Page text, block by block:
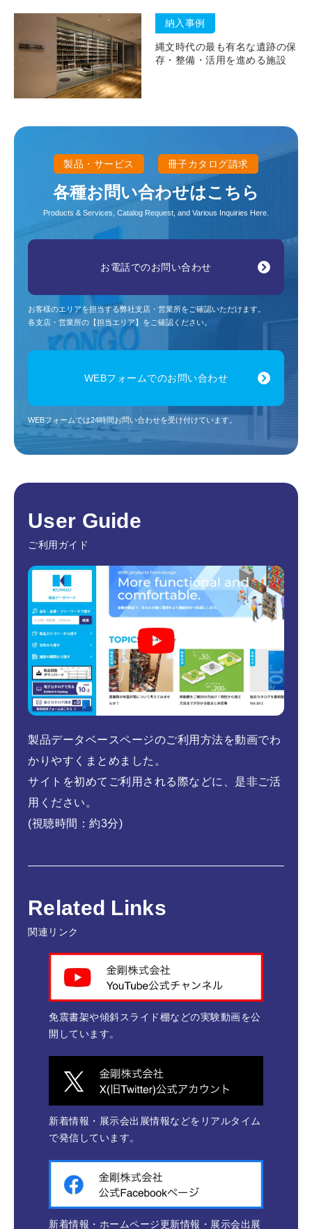
納入事例
縄文時代の最も有名な遺跡の保
存・整備・活用を進める施設
製品・サービス 冊子カタログ請求
各種お問い合わせはこちら
Products & Services, Catalog Request, and Various Inquiries Here.
お電話でのお問い合わせ
お客様のエリアを担当する弊社支店・営業所をご確認いただけます。
各支店・営業所の【担当エリア】をご確認ください。
WEBフォームでのお問い合わせ
WEBフォームでは24時間お問い合わせを受け付けています。
User Guide
ご利用ガイド
製品データベースページのご利用方法を動画でわ
かりやすくまとめました。
サイトを初めてご利用される際などに、是非ご活
用ください。
(視聴時間：約3分)
Related Links
関連リンク
免震書架や傾斜スライド棚などの実験動画を公
開しています。
新着情報・展示会出展情報などをリアルタイム
で発信しています。
新着情報・ホームページ更新情報・展示会出展